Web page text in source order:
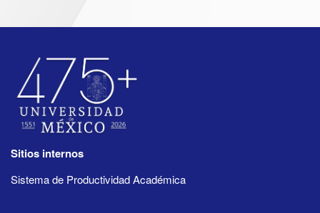
Sitios internos
Sistema de Productividad Académica